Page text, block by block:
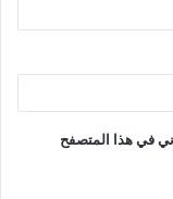
في هذا المتصفح